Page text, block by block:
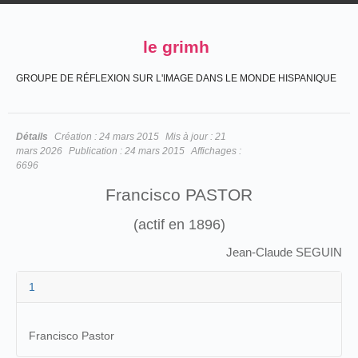
le grimh
GROUPE DE RÉFLEXION SUR L'IMAGE DANS LE MONDE HISPANIQUE
Détails Création : 24 mars 2015 Mis à jour : 21
mars 2026 Publication : 24 mars 2015 Affichages :
6696
Francisco PASTOR
(actif en 1896)
Jean-Claude SEGUIN
1
Francisco Pastor